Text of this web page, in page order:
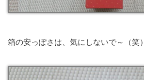
箱の安っぽさは、気にしないで～（笑）